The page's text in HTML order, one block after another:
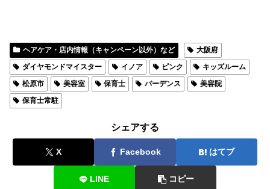
ヘアケア・店内情報（キャンペーン以外）など
大阪府
ダイヤモンドマイスター
イノア ピンク
キッズルーム
松原市
美容室 保育士 バーデンス
美容院
保育士常駐
シェアする
X Facebook はてブ
LINE コピー